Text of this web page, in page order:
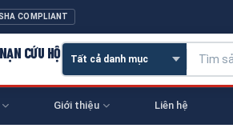
COMPLIANT
CỨU HỘ
Giới thiệu Liên hệ